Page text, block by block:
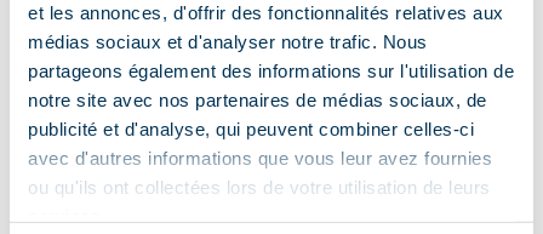
et les annonces, d'offrir des fonctionnalités relatives aux
médias sociaux et d'analyser notre trafic. Nous
partageons également des informations sur l'utilisation de
notre site avec nos partenaires de médias sociaux, de
publicité et d'analyse, qui peuvent combiner celles-ci
avec d'autres informations que vous leur avez fournies
ou qu'ils ont collectées lors de votre utilisation de leurs